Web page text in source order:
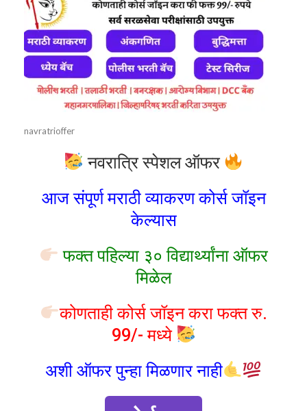
navratrioffer
नवरात्रि स्पेशल ऑफर
आज संपूर्ण मराठी व्याकरण कोर्स जॉइन
केल्यास
फक्त पहिल्या ३० विद्यार्थ्यांना ऑफर
मिळेल
कोणताही कोर्स जॉइन करा फक्त रु.
99/- मध्ये
अशी ऑफर पुन्हा मिळणार नाही